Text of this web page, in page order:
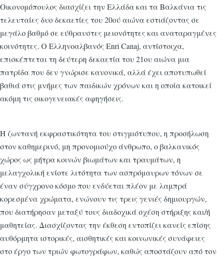
Οικονομόπουλος διασχίζει την Ελλάδα και τα Βαλκάνια τις
τελευταίες δυο δεκαετίες του 20ού αιώνα εστιάζοντας σε
μεγάλο βαθμό σε εύθραυστες μειονότητες και αναταραγμένες
κοινότητες. Ο Ελληνοαλβανός Enri Canaj, αντίστοιχα,
επισκέπτεται τη δεύτερη δεκαετία του 21ου αιώνα μια
πατρίδα που δεν γνώρισε κανονικά, αλλά έχει αποτυπωθεί
βαθιά στις μνήμες των παιδικών χρόνων και η οποία κατοικεί
ακόμη τις οικογενειακές αφηγήσεις.
Η ζωντανή εκφραστικότητα του στιγμιότυπου, η προσήλωση
στον καθημερινό, μη προνομιούχο άνθρωπο, ο βαλκανικός
χώρος ως μήτρα κοινών βιωμάτων και τραυμάτων, η
μελαγχολική ενίοτε λιτότητα των ασπρόμαυρων τόνων σε
έναν σύγχρονο κόσμο που ενδύεται πλέον με λαμπρά
κορεσμένα χρώματα, ενώνουν τις τρεις γενιές δημιουργών,
που διατήρησαν μεταξύ τους διαδοχικά σχέση στήριξης και/ή
μαθητείας. Διασχίζοντας την έκθεση εντοπίζει κανείς επίσης
αυθόρμητα ιστορικές, αισθητικές και κοινωνικές συνάφειες
στο έργο των τριών φωτογράφων, καθώς αποστάζουν από τον